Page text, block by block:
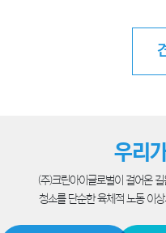
우리
(주)크린아이글로벌이 걸어온
청소를 단순한 육체적 노동 이